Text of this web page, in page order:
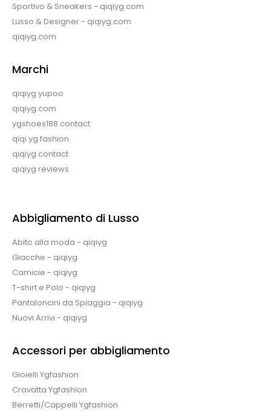
Sportivo & Sneakers - qiqiyg.com
Lusso & Designer - qiqiyg.com
qiqiyg.com
Marchi
qiqiyg yupoo
qiqiyg.com
ygshoes188 contact
qiqi yg fashion
qiqiyg contact
qiqiyg reviews
Abbigliamento di Lusso
Abito alla moda - qiqiyg
Giacche - qiqiyg
Camicie - qiqiyg
T-shirt e Polo - qiqiyg
Pantaloncini da Spiaggia - qiqiyg
Nuovi Arrivi - qiqiyg
Accessori per abbigliamento
Gioielli Ygfashion
Cravatta Ygfashion
Berretti/Cappelli Ygfashion